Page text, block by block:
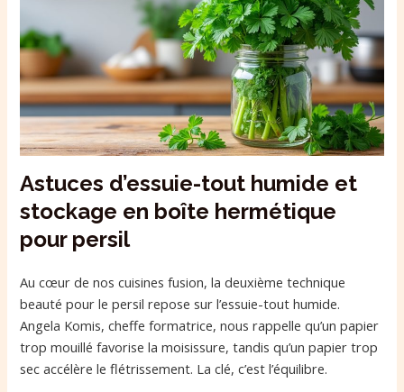
Astuces d’essuie-tout humide et
stockage en boîte hermétique
pour persil
Au cœur de nos cuisines fusion, la deuxième technique
beauté pour le persil repose sur l’essuie-tout humide.
Angela Komis, cheffe formatrice, nous rappelle qu’un papier
trop mouillé favorise la moisissure, tandis qu’un papier trop
sec accélère le flétrissement. La clé, c’est l’équilibre.